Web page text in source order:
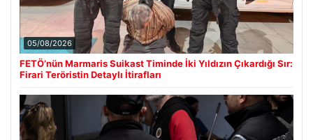
05/08/2026
FETÖ’nün Marmaris Suikast Timinde İki Yıldızın Çıkardığı Sır:
Firari Teröristin Detaylı İtirafları